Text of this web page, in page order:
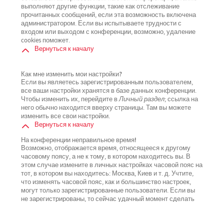
выполняют другие функции, такие как отслеживание
прочитанных сообщений, если эта возможность включена
администратором. Если вы испытываете трудности с
входом или выходом с конференции, возможно, удаление
cookies поможет.
Вернуться к началу
Как мне изменить мои настройки?
Если вы являетесь зарегистрированным пользователем,
все ваши настройки хранятся в базе данных конференции.
Чтобы изменить их, перейдите вЛичный раздел; ссылка на
него обычно находится вверху страницы. Там вы можете
изменить все свои настройки.
Вернуться к началу
На конференции неправильное время!
Возможно, отображается время, относящееся к другому
часовому поясу, а не к тому, в котором находитесь вы. В
этом случае измените в личных настройках часовой пояс на
тот, в котором вы находитесь: Москва, Киев и т. д. Учтите,
что изменять часовой пояс, как и большинство настроек,
могут только зарегистрированные пользователи. Если вы
не зарегистрированы, то сейчас удачный момент сделать